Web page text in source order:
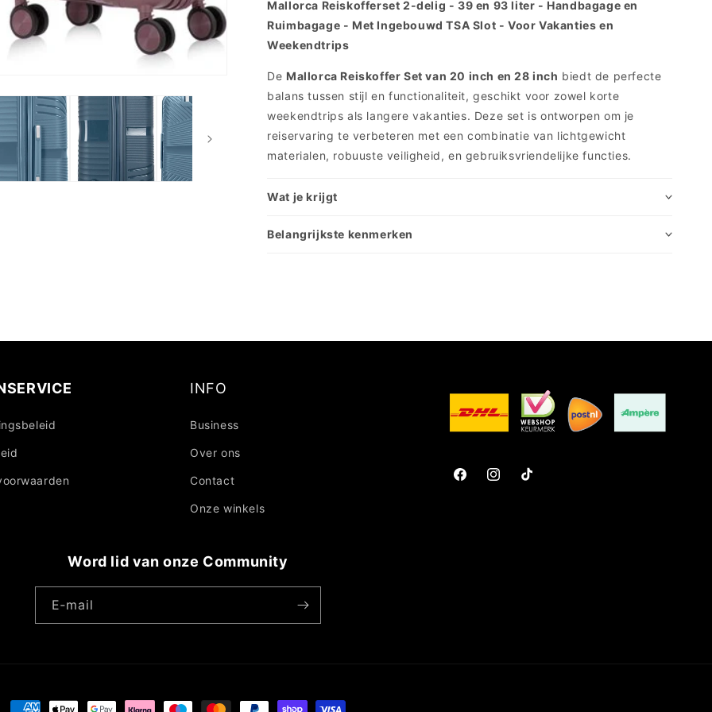
Mallorca Reiskofferset 2-delig - 39 en 93 liter - Handbagage en
Ruimbagage - Met Ingebouwd TSA Slot - Voor Vakanties en
Weekendtrips
De Mallorca Reiskoffer Set van 20 inch en 28 inch biedt de perfecte
balans tussen stijl en functionaliteit, geschikt voor zowel korte
weekendtrips als langere vakanties. Deze set is ontworpen om je
reiservaring te verbeteren met een combinatie van lichtgewicht
materialen, robuuste veiligheid, en gebruiksvriendelijke functies.
Wat je krijgt
Belangrijkste kenmerken
INFO
Business
Over ons
Contact
Onze winkels
FacebookInstagramTikTok
Word lid van onze Community
E‑mail